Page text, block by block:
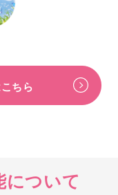
ちら
について